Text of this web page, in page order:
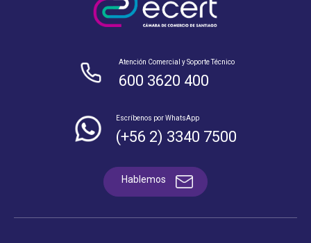
Atención Comercial y Soporte Técnico
600 3620 400
Escríbenos por WhatsApp
(+56 2) 3340 7500
Hablemos